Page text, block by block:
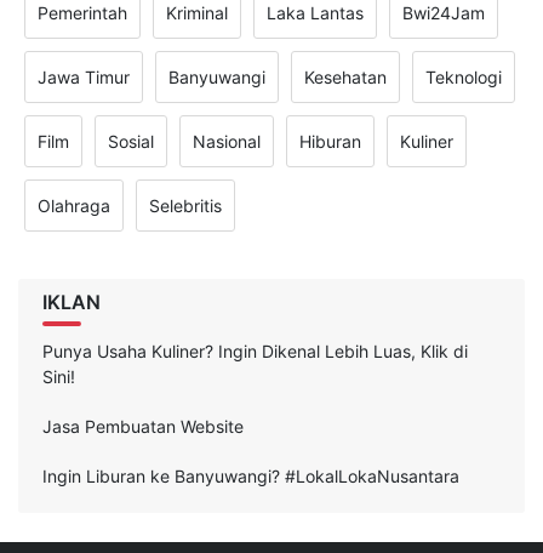
Pemerintah Kriminal Laka Lantas Bwi24Jam
Jawa Timur Banyuwangi Kesehatan Teknologi
Film Sosial Nasional Hiburan Kuliner
Olahraga Selebritis
IKLAN
Punya Usaha Kuliner? Ingin Dikenal Lebih Luas, Klik di
Sini!
Jasa Pembuatan Website
Ingin Liburan ke Banyuwangi? #LokalLokaNusantara